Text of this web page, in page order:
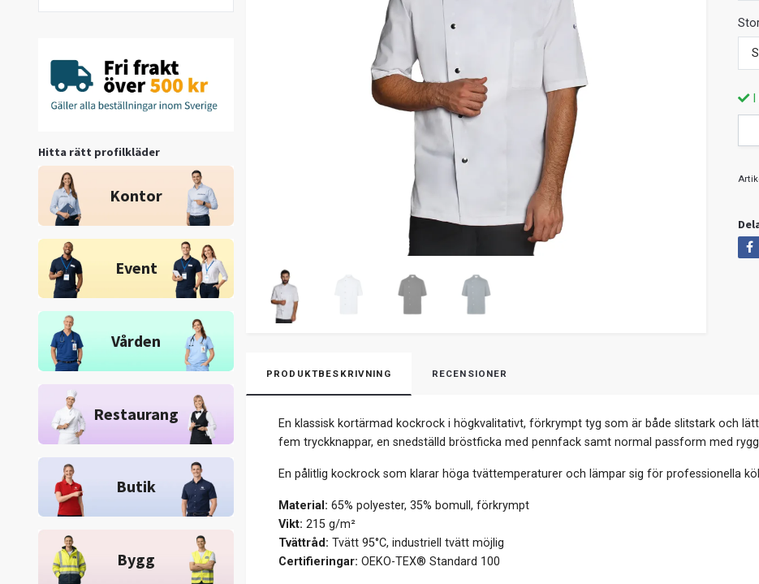
Hitta rätt profilkläder
Kontor
Event
Vården
Restaurang
Butik
Bygg
S
I
PRODUKTBESKRIVNING RECENSIONER
En klassisk kortärmad kockrock i högkvalitativt, förkrympt tyg som är både slitstark och
fem tryckknappar, en snedställd bröstficka med pennfack samt normal passform med
En pålitlig kockrock som klarar höga tvättemperaturer och lämpar sig för professionella
Material: 65% polyester, 35% bomull, förkrympt
Vikt: 215 g/m²
Tvättråd: Tvätt 95°C, industriell tvätt möjlig
Certifieringar: OEKO-TEX® Standard 100